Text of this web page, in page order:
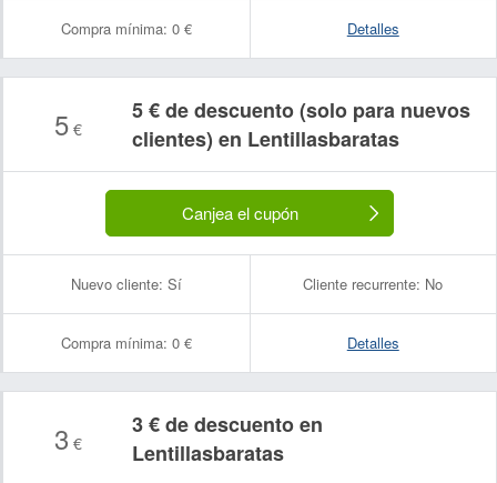
Compra mínima: 0 € Detalles
5 €
5 € de descuento (solo para nuevos
clientes) en Lentillasbaratas
Canjea el cupón
Nuevo cliente: Sí Cliente recurrente: No
Compra mínima: 0 € Detalles
3 €
3 € de descuento en
Lentillasbaratas